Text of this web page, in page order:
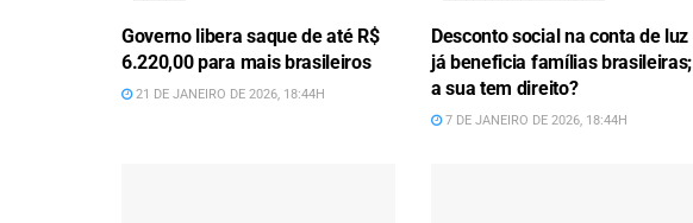
Governo libera saque de até R$
6.220,00 para mais brasileiros
21 DE JANEIRO DE 2026, 18:44H
Desconto social na conta de luz
já beneficia famílias brasileiras;
a sua tem direito?
7 DE JANEIRO DE 2026, 18:44H